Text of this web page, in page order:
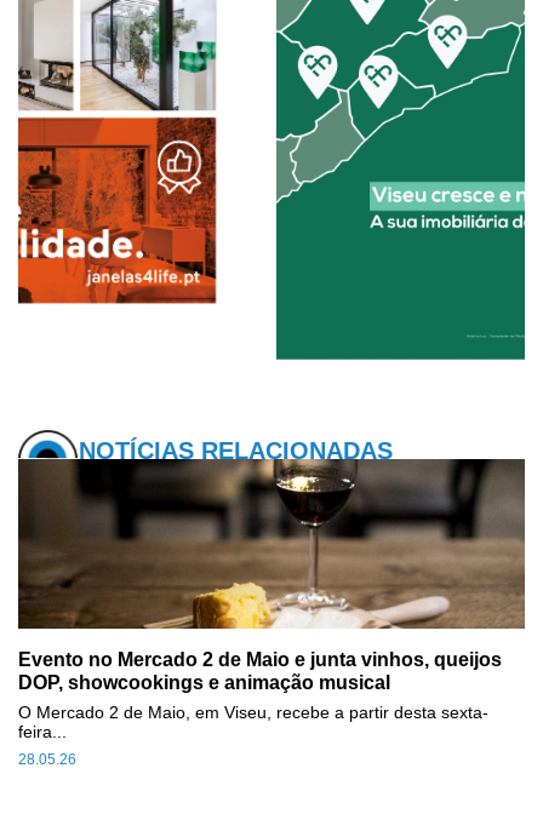
NOTÍCIAS RELACIONADAS
Evento no Mercado 2 de Maio e junta vinhos, queijos
DOP, showcookings e animação musical
28.05.26
O Mercado 2 de Maio, em Viseu, recebe a partir desta sexta-
feira...